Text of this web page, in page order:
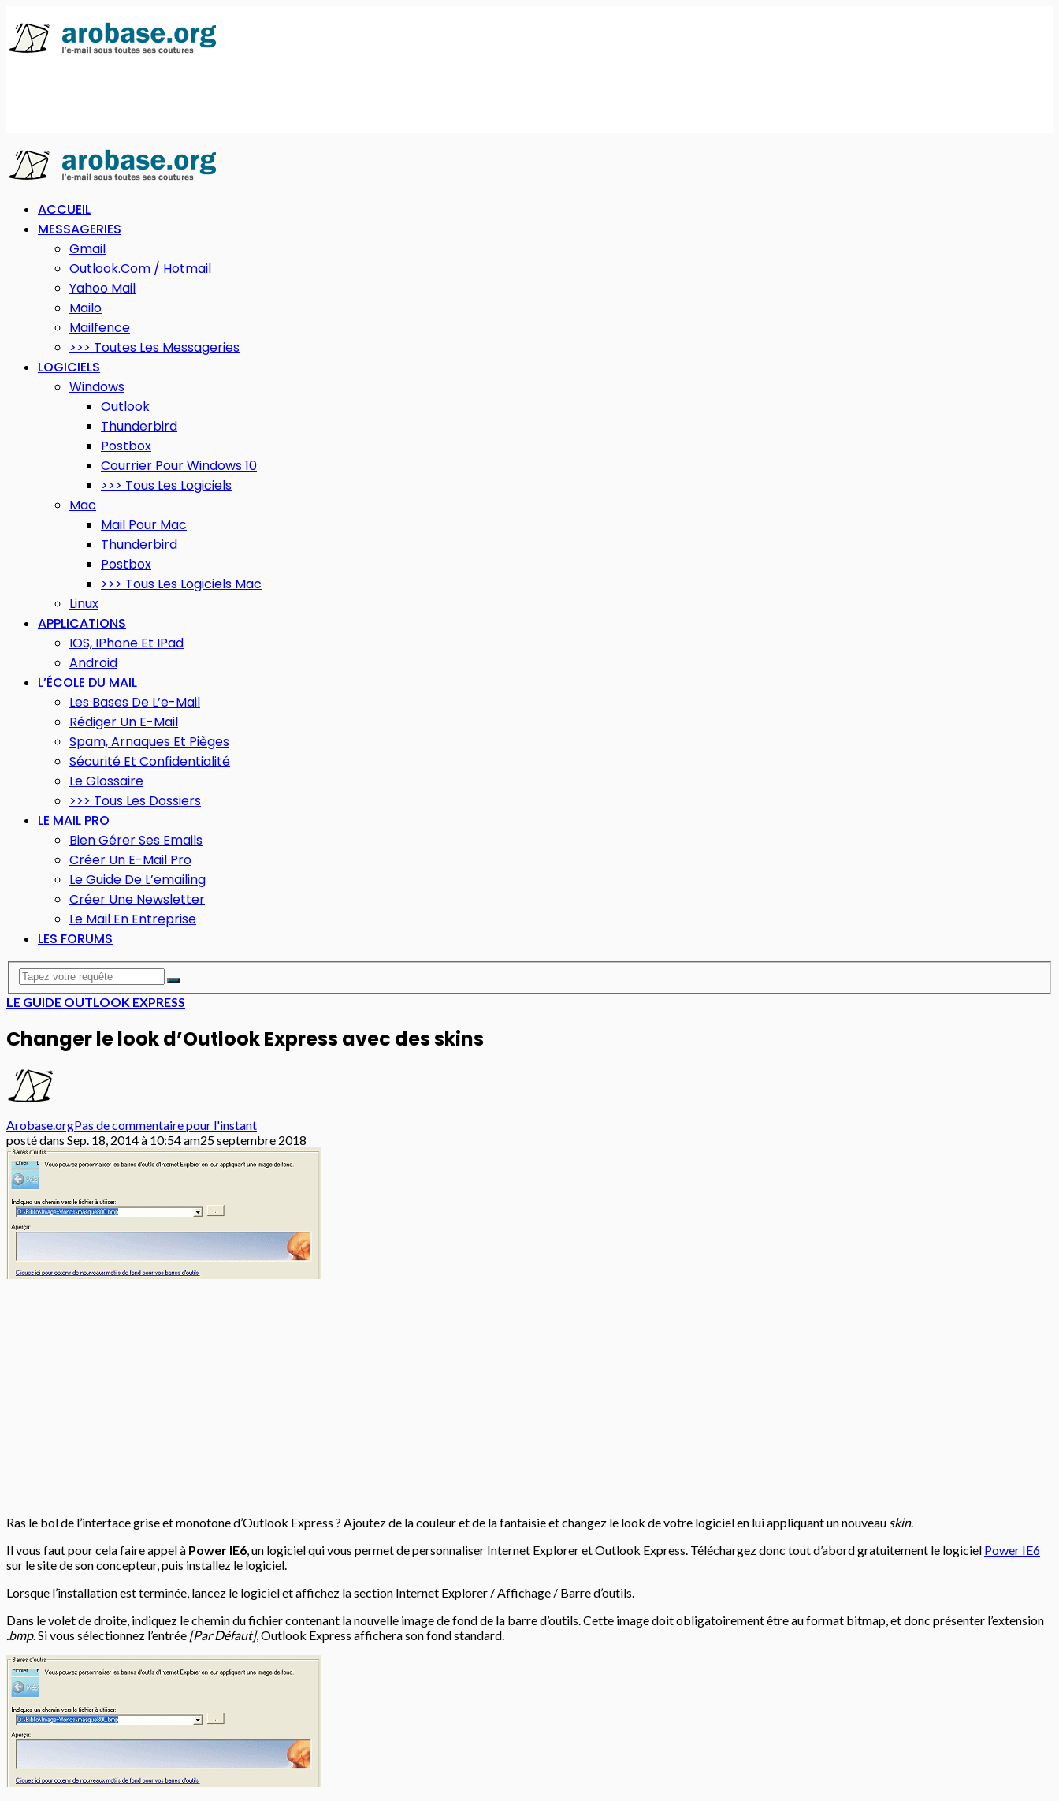
ACCUEIL
MESSAGERIES
Gmail
Outlook.com / Hotmail
Yahoo Mail
Mailo
Mailfence
>>> Toutes Les Messageries
LOGICIELS
Windows
Outlook
Thunderbird
Postbox
Courrier Pour Windows 10
>>> Tous Les Logiciels
Mac
Mail Pour Mac
Thunderbird
Postbox
>>> Tous Les Logiciels Mac
Linux
APPLICATIONS
IOS, IPhone Et IPad
Android
L’ÉCOLE DU MAIL
Les Bases De L’e-Mail
Rédiger Un E-Mail
Spam, Arnaques Et Pièges
Sécurité Et Confidentialité
Le Glossaire
>>> Tous Les Dossiers
LE MAIL PRO
Bien Gérer Ses Emails
Créer Un E-Mail Pro
Le Guide De L’emailing
Créer Une Newsletter
Le Mail En Entreprise
LES FORUMS
LE GUIDE OUTLOOK EXPRESS
Changer le look d’Outlook Express avec des skins
Arobase.orgPas de commentaire pour l'instant
posté dans Sep. 18, 2014 à 10:54 am25 septembre 2018
Ras le bol de l’interface grise et monotone d’Outlook Express ? Ajoutez de la couleur et de la fantaisie et changez le look de votre logiciel en lui appliquant un nouveau skin.
Il vous faut pour cela faire appel à Power IE6, un logiciel qui vous permet de personnaliser Internet Explorer et Outlook Express. Téléchargez donc tout d’abord gratuitement le logiciel Power IE6
sur le site de son concepteur, puis installez le logiciel.
Lorsque l’installation est terminée, lancez le logiciel et affichez la section Internet Explorer / Affichage / Barre d’outils.
Dans le volet de droite, indiquez le chemin du fichier contenant la nouvelle image de fond de la barre d’outils. Cette image doit obligatoirement être au format bitmap, et donc présenter l’extension
.bmp. Si vous sélectionnez l’entrée [Par Défaut], Outlook Express affichera son fond standard.